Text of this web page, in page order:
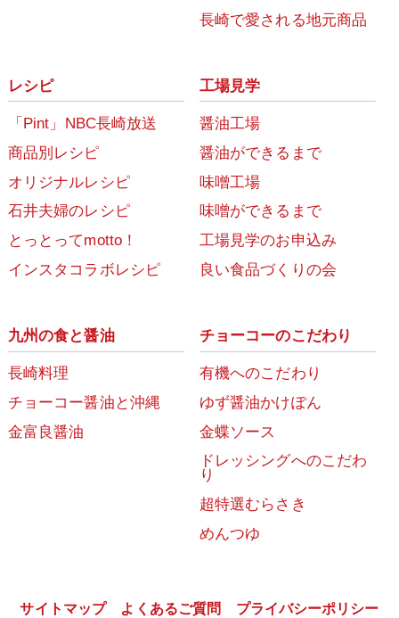
長崎で愛される地元商品
レシピ
「Pint」NBC長崎放送
商品別レシピ
オリジナルレシピ
石井夫婦のレシピ
とっとってmotto！
インスタコラボレシピ
工場見学
醤油工場
醤油ができるまで
味噌工場
味噌ができるまで
工場見学のお申込み
良い食品づくりの会
九州の食と醤油
長崎料理
チョーコー醤油と沖縄
金富良醤油
チョーコーのこだわり
有機へのこだわり
ゆず醤油かけぽん
金蝶ソース
ドレッシングへのこだわ
り
超特選むらさき
めんつゆ
サイトマップ よくあるご質問 プライバシーポリシー